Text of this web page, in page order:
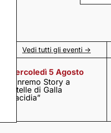
Vedi tutti gli eventi ->
Mercoledì 5 Agosto
Sanremo Story a
“Stelle di Galla
Placidia”